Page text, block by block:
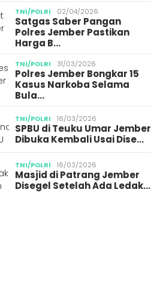
TNI/POLRI 02/04/2026
Satgas Saber Pangan
Polres Jember Pastikan
Harga B…
TNI/POLRI 31/03/2026
Polres Jember Bongkar 15
Kasus Narkoba Selama
Bula…
TNI/POLRI 16/03/2026
SPBU di Teuku Umar Jember
Dibuka Kembali Usai Dise…
TNI/POLRI 16/03/2026
Masjid di Patrang Jember
Disegel Setelah Ada Ledak…